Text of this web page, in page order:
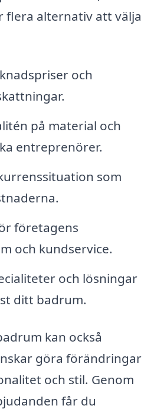
flera alternativ att välja
och
på material och
entreprenörer.
som
företagens
och kundservice.
och lösningar
ditt badrum.
kan också
göra förändringar
och stil. Genom
får du